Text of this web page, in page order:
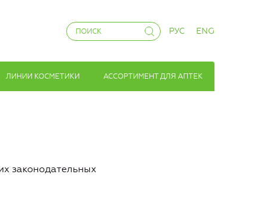
РУС ENG
ЛИНИИ КОСМЕТИКИ АССОРТИМЕНТ ДЛЯ АПТЕК
законодательных